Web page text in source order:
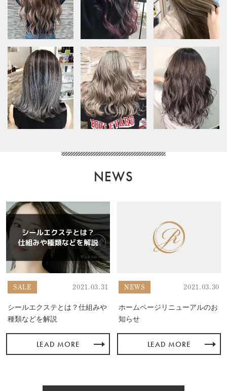
NEWS
SALE 2021.03.31
シールエクステとは？仕組みや
種類などを解説
LEAD MORE
NEWS 2021.03.30
ホームページリニューアルのお
知らせ
LEAD MORE